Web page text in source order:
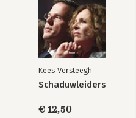
De drugsindustrie
van Nederland
Kees Versteegh
Schaduwleiders
€ 12,50